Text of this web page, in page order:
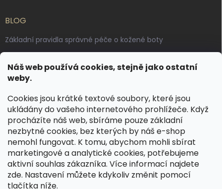
Náš web používá cookies, stejně jako ostatní
weby.
Cookies jsou krátké textové soubory, které jsou
ukládány do vašeho internetového prohlížeče. Když
procházíte náš web, sbíráme pouze základní
nezbytné cookies, bez kterých by náš e-shop
nemohl fungovat. K tomu, abychom mohli sbírat
marketingové a analytické cookies, potřebujeme
aktivní souhlas zákazníka. Více informací najdete
zde. Nastavení můžete kdykoliv změnit pomocí
tlačítka níže.
BLOG
Základní pravidla správné péče o kožené boty
Výroba českých kožených opasků: vůně pravé kůže, dotek
řemesla
KONTAKT
dotazy@spongr.cz
+420 776 663 962
https://www.facebook.com/spongr.cz